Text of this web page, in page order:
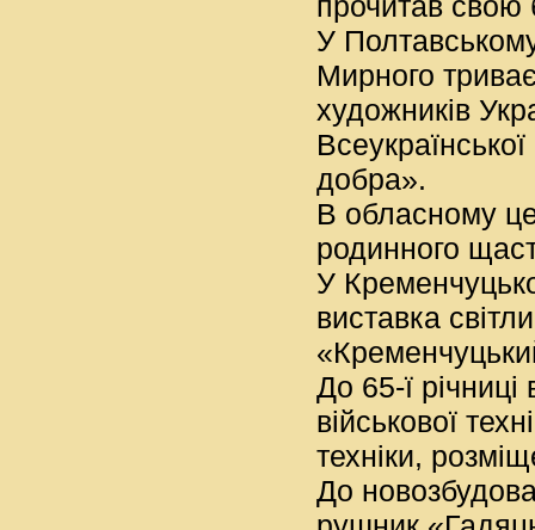
У
Мирного
художників
добра».
В обласному
родинного
У
виставка
До 65-ї
військової
техніки,
До